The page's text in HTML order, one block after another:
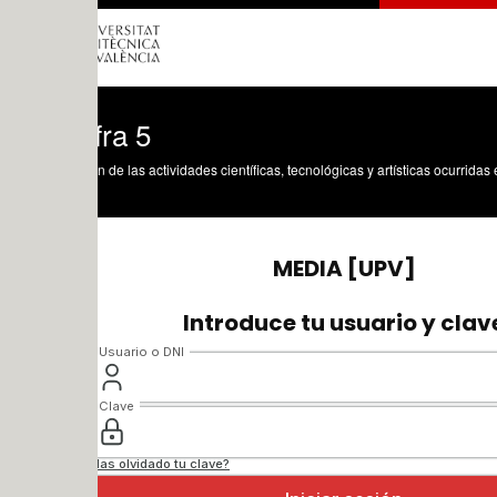
de las actividades científicas, tecnológicas y artísticas ocurridas en los tres